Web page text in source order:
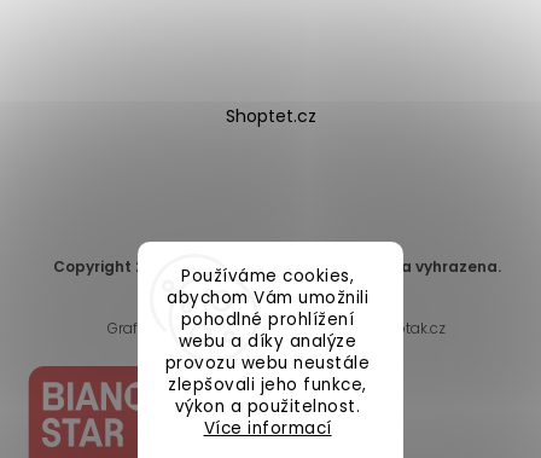
Používáme cookies,
abychom Vám umožnili
pohodlné prohlížení
webu a díky analýze
provozu webu neustále
zlepšovali jeho funkce,
výkon a použitelnost.
Více informací
Shoptet.cz
Copyright 2026 DomaLEP s.r.o.
. Všechna práva vyhrazena.
Upravit nastavení cookies
Grafický návrh vytvořil a nakódoval
Shoptak.cz